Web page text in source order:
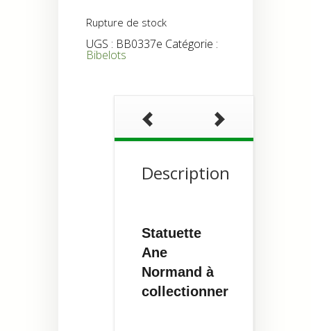
Rupture de stock
UGS : BB0337e Catégorie :
Bibelots
Description
Statuette
Ane
Normand à
collectionner